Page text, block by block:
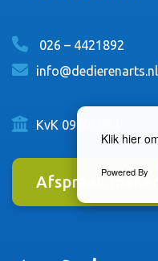
Klik hier
Powered By
026 – 4421892
info@dedierenarts.nl
KvK 09105084
Afspraak maken